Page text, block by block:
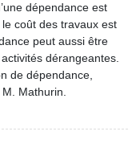
dépendance est
coût des travaux est
peut aussi être
dérangeantes.
de dépendance,
Mathurin.